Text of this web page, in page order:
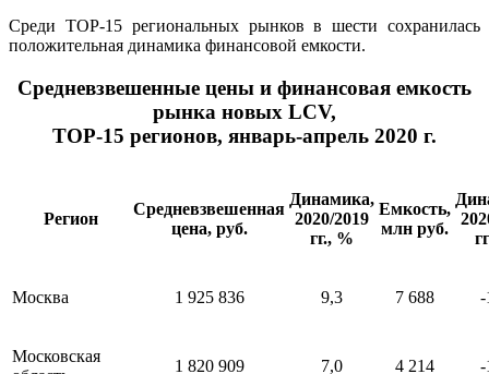
Среди ТОР-15 региональных рынков в шести сохранилась
положительная динамика финансовой емкости.
Средневзвешенные цены и финансовая емкость
рынка новых LCV,
ТОР-15 регионов, январь-апрель 2020 г.
Регион
Средневзвешенная
цена, руб.
Динамика,
2020/2019
гг., %
Емкость,
млн руб.
гг
Москва 1 925 836 9,3 7 688 -
Московская
1 820 909 7,0 4 214 -